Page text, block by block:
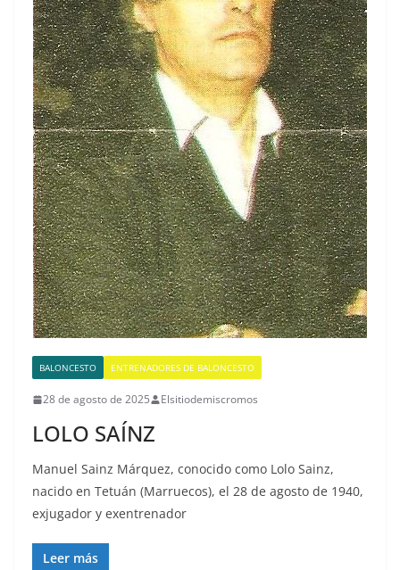
BALONCESTO ENTRENADORES DE BALONCESTO
28 de agosto de 2025 Elsitiodemiscromos
LOLO SAÍNZ
Manuel Sainz Márquez, conocido como Lolo Sainz,
nacido en Tetuán (Marruecos), el 28 de agosto de 1940,
exjugador y exentrenador
Leer más